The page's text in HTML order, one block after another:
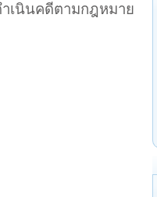
ำเนินคดีตามกฎหมาย